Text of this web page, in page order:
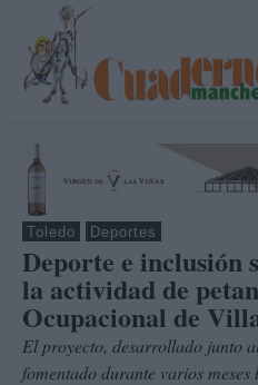
Toledo Deportes
Deporte e inclusión
la actividad de
Ocupacional de
El proyecto, desarrollado junto
fomentado durante varios